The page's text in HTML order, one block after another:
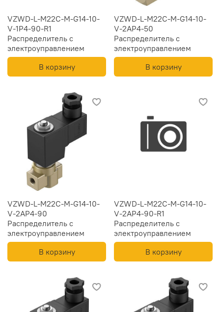
VZWD-L-M22C-M-G14-10-
V-1P4-90-R1
Распределитель с
электроуправлением
В корзину
VZWD-L-M22C-M-G14-10-
V-2AP4-50
Распределитель с
электроуправлением
В корзину
VZWD-L-M22C-M-G14-10-
V-2AP4-90
Распределитель с
электроуправлением
В корзину
VZWD-L-M22C-M-G14-10-
V-2AP4-90-R1
Распределитель с
электроуправлением
В корзину